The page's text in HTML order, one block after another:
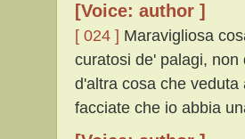
[Voice: author ]
[ 024 ] Maravigliosa
curatosi de' palagi,
d'altra cosa che
facciate che io abbia